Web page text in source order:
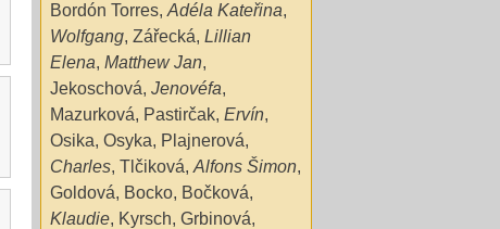
Bordón Torres, Adéla Kateřina,
Wolfgang, Zářecká, Lillian
Elena, Matthew Jan,
Jekoschová, Jenovéfa,
Mazurková, Pastirčak, Ervín,
Osika, Osyka, Plajnerová,
Charles, Tlčiková, Alfons Šimon,
Goldová, Bocko, Bočková,
Klaudie, Kyrsch, Grbinová,